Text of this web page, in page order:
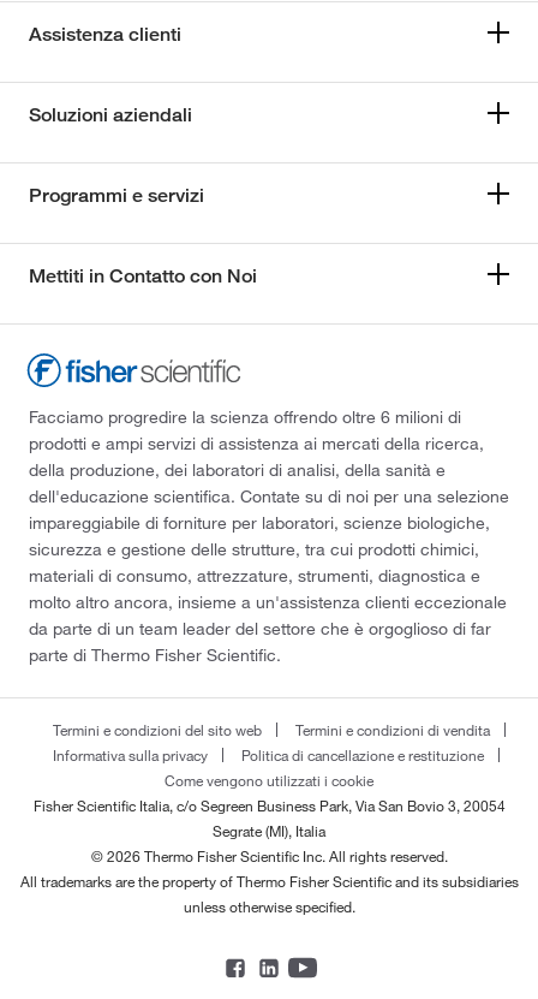
Assistenza clienti
Soluzioni aziendali
Programmi e servizi
Mettiti in Contatto con Noi
Facciamo progredire la scienza offrendo oltre 6 milioni di
prodotti e ampi servizi di assistenza ai mercati della ricerca,
della produzione, dei laboratori di analisi, della sanità e
dell'educazione scientifica. Contate su di noi per una selezione
impareggiabile di forniture per laboratori, scienze biologiche,
sicurezza e gestione delle strutture, tra cui prodotti chimici,
materiali di consumo, attrezzature, strumenti, diagnostica e
molto altro ancora, insieme a un'assistenza clienti eccezionale
da parte di un team leader del settore che è orgoglioso di far
parte di Thermo Fisher Scientific.
Termini e condizioni del sito web
Termini e condizioni di vendita
Informativa sulla privacy
Politica di cancellazione e restituzione
Come vengono utilizzati i cookie
Fisher Scientific Italia, c/o Segreen Business Park, Via San Bovio 3, 20054
Segrate (MI), Italia
© 2026 Thermo Fisher Scientific Inc. All rights reserved.
All trademarks are the property of Thermo Fisher Scientific and its subsidiaries
unless otherwise specified.